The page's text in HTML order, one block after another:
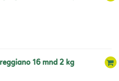
16 mnd 2 kg